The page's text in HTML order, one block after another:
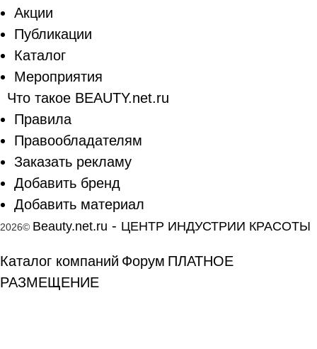
Акции
Публикации
Каталог
Мероприятия
Что такое BEAUTY.net.ru
Правила
Правообладателям
Заказать рекламу
Добавить бренд
Добавить материал
2026© Beauty.net.ru - ЦЕНТР ИНДУСТРИИ КРАСОТЫ
Каталог компаний Форум ПЛАТНОЕ
РАЗМЕЩЕНИЕ